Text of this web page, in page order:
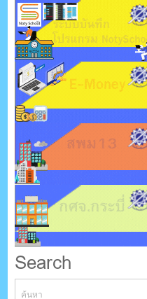
Search